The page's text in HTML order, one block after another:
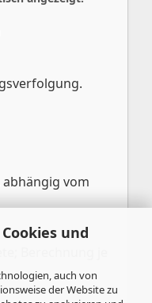
und
auch von
der Website zu
abhängig vom
Berechnung je